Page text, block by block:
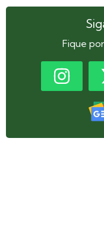
Fique